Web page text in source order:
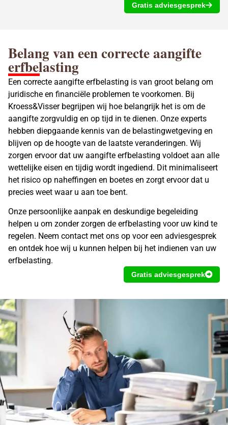
Gratis adviesgesprek
Belang van een correcte aangifte
erfbelasting
Een correcte aangifte erfbelasting is van groot belang om
juridische en financiële problemen te voorkomen. Bij
Kroess&Visser begrijpen wij hoe belangrijk het is om de
aangifte zorgvuldig en op tijd in te dienen. Onze experts
hebben diepgaande kennis van de belastingwetgeving en
blijven op de hoogte van de laatste veranderingen. Wij
zorgen ervoor dat uw aangifte erfbelasting voldoet aan alle
wettelijke eisen en tijdig wordt ingediend. Dit minimaliseert
het risico op naheffingen en boetes en zorgt ervoor dat u
precies weet waar u aan toe bent.
Onze persoonlijke aanpak en deskundige begeleiding
helpen u om zonder zorgen de erfbelasting voor uw kind te
regelen. Neem contact met ons op voor een adviesgesprek
en ontdek hoe wij u kunnen helpen bij het indienen van uw
erfbelasting.
Gratis adviesgesprek